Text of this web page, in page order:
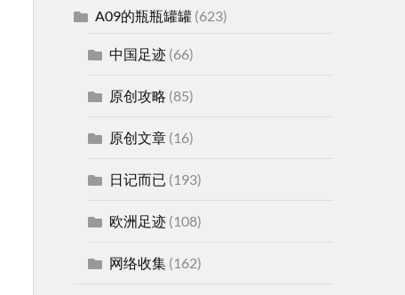
A09的瓶瓶罐罐(623)
中国足迹(66)
原创攻略 (85)
原创文章(16)
日记而已 (193)
欧洲足迹(108)
网络收集(162)